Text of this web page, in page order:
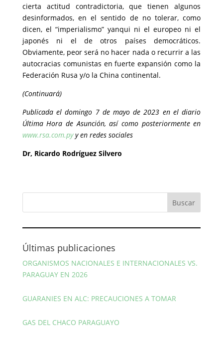
cierta actitud contradictoria, que tienen algunos
desinformados, en el sentido de no tolerar, como
dicen, el “imperialismo” yanqui ni el europeo ni el
japonés ni el de otros países democráticos.
Obviamente, peor será no hacer nada o recurrir a las
autocracias comunistas en fuerte expansión como la
Federación Rusa y/o la China continental.
(Continuará)
Publicada el domingo 7 de mayo de 2023 en el diario
Última Hora de Asunción, así como posteriormente en
www.rsa.com.pyy en redes sociales
Dr, Ricardo Rodríguez Silvero
Últimas publicaciones
ORGANISMOS NACIONALES E INTERNACIONALES VS.
PARAGUAY EN 2026
GUARANIES EN ALC: PRECAUCIONES A TOMAR
GAS DEL CHACO PARAGUAYO